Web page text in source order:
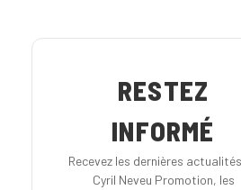
RESTEZ
INFORMÉ
Recevez les dernières
Cyril Neveu Promotion, les